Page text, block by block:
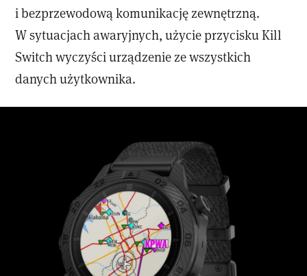
i bezprzewodową komunikację zewnętrzną.
W sytuacjach awaryjnych, użycie przycisku Kill
Switch wyczyści urządzenie ze wszystkich
danych użytkownika.